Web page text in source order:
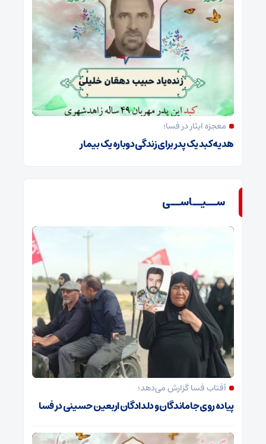
معجزه ایثار در فسا؛
هدیه کبد یک پدر برای زندگی دوباره یک بیمار
ســیــاســی
آفتاب فسا گزارش می‌دهد؛
پیاده روی جاماندگان و دلدادگان اربعین حسینی در فسا